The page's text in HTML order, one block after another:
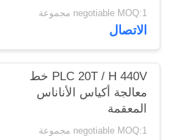
سياسة
الخصوصية
negotiable MOQ:1 مجموعة
الاتصال
PLC 20T / H 440V خط
معالجة أكياس الأناناس
المعقمة
negotiable MOQ:1 مجموعة